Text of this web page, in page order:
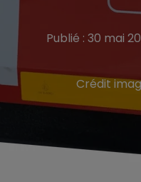
Publié : 30 mai
Crédit